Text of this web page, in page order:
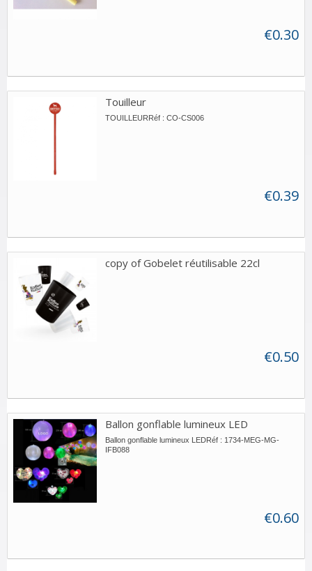
€0.30
Touilleur
TOUILLEURRéf : CO-CS006
€0.39
copy of Gobelet réutilisable 22cl
€0.50
Ballon gonflable lumineux LED
Ballon gonflable lumineux LEDRéf : 1734-MEG-MG-
IFB088
€0.60